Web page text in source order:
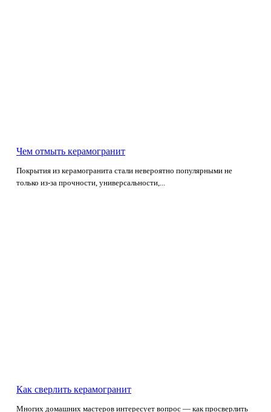
Чем отмыть керамогранит
Покрытия из керамогранита стали невероятно популярными не
только из-за прочности, универсальности,...
Как сверлить керамогранит
Многих домашних мастеров интересует вопрос — как просверлить